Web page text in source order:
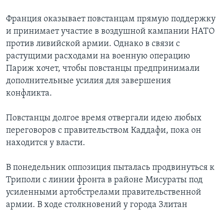
Франция оказывает повстанцам прямую поддержку
и принимает участие в воздушной кампании НАТО
против ливийской армии. Однако в связи с
растущими расходами на военную операцию
Париж хочет, чтобы повстанцы предпринимали
дополнительные усилия для завершения
конфликта.
Повстанцы долгое время отвергали идею любых
переговоров с правительством Каддафи, пока он
находится у власти.
В понедельник оппозиция пыталась продвинуться к
Триполи с линии фронта в районе Мисураты под
усиленными артобстрелами правительственной
армии. В ходе столкновений у города Злитан